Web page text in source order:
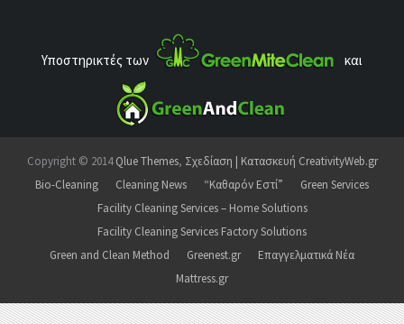
Υποστηρικτές των και
Copyright © 2014Qlue Themes, Σχεδίαση | Κατασκευή CreativityWeb.gr
Bio-Cleaning
Cleaning News “Καθαρόν Εστί”
Green Services
Facility Cleaning Services – Home Solutions
Facility Cleaning Services Factory Solutions
Green and Clean Method
Greenest.gr
Επαγγελματικά Νέα
Mattress.gr